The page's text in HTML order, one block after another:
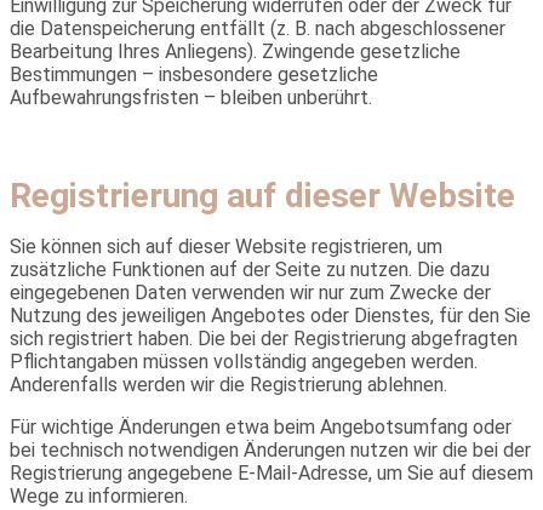
Einwilligung zur Speicherung widerrufen oder der Zweck für
die Datenspeicherung entfällt (z. B. nach abgeschlossener
Bearbeitung Ihres Anliegens). Zwingende gesetzliche
Bestimmungen – insbesondere gesetzliche
Aufbewahrungsfristen – bleiben unberührt.
Registrierung auf dieser Website
Sie können sich auf dieser Website registrieren, um
zusätzliche Funktionen auf der Seite zu nutzen. Die dazu
eingegebenen Daten verwenden wir nur zum Zwecke der
Nutzung des jeweiligen Angebotes oder Dienstes, für den Sie
sich registriert haben. Die bei der Registrierung abgefragten
Pflichtangaben müssen vollständig angegeben werden.
Anderenfalls werden wir die Registrierung ablehnen.
Für wichtige Änderungen etwa beim Angebotsumfang oder
bei technisch notwendigen Änderungen nutzen wir die bei der
Registrierung angegebene E-Mail-Adresse, um Sie auf diesem
Wege zu informieren.